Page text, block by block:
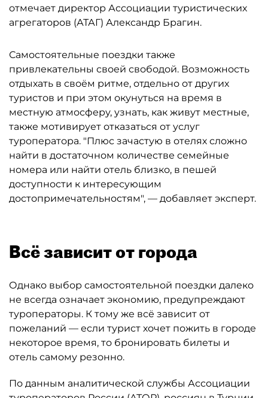
отмечает директор Ассоциации туристических
агрегаторов (АТАГ) Александр Брагин.
Самостоятельные поездки также
привлекательны своей свободой. Возможность
отдыхать в своём ритме, отдельно от других
туристов и при этом окунуться на время в
местную атмосферу, узнать, как живут местные,
также мотивирует отказаться от услуг
туроператора. "Плюс зачастую в отелях сложно
найти в достаточном количестве семейные
номера или найти отель близко, в пешей
доступности к интересующим
достопримечательностям", — добавляет эксперт.
Всё зависит от города
Однако выбор самостоятельной поездки далеко
не всегда означает экономию, предупреждают
туроператоры. К тому же всё зависит от
пожеланий — если турист хочет пожить в городе
некоторое время, то бронировать билеты и
отель самому резонно.
По данным аналитической службы Ассоциации